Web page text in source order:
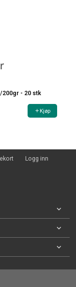
200gr - 20 stk
Kjøp
Logg inn